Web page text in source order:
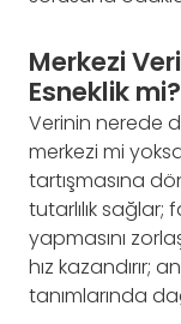
Merkezi Veri
Esneklik mi?
Verinin nerede
merkezi mi
tartışmasına
tutarlılık sağlar;
yapmasını
hız kazandırır;
tanımlarında